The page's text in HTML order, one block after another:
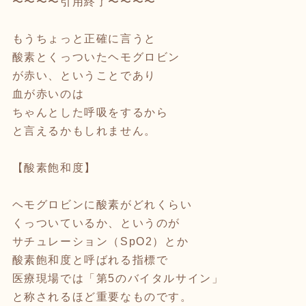
もうちょっと正確に言うと
酸素とくっついたヘモグロビン
が赤い、ということであり
血が赤いのは
ちゃんとした呼吸をするから
と言えるかもしれません。
【酸素飽和度】
ヘモグロビンに酸素がどれくらい
くっついているか、というのが
サチュレーション（SpO2）とか
酸素飽和度と呼ばれる指標で
医療現場では「第5のバイタルサイン」
と称されるほど重要なものです。